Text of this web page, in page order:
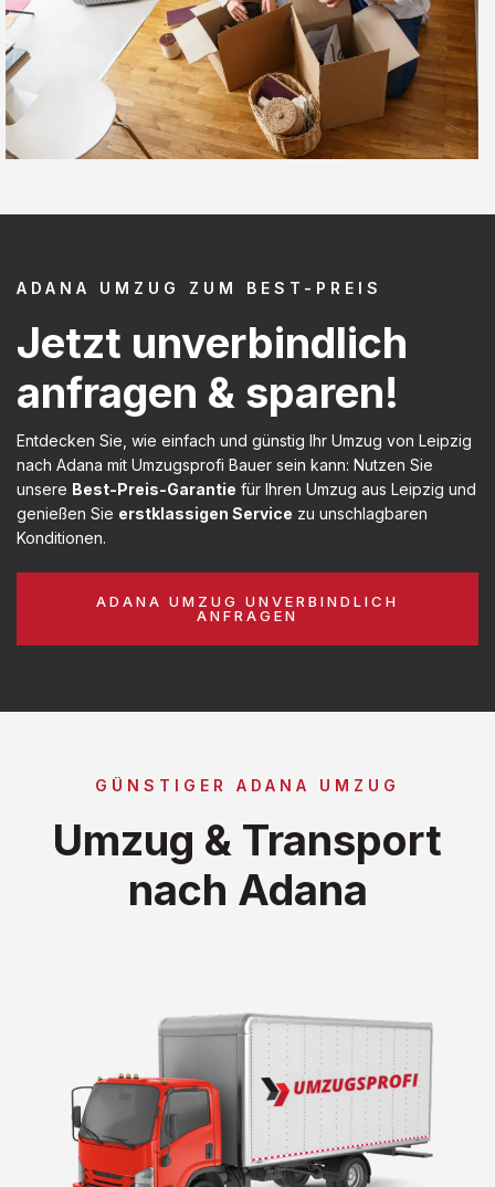
ADANA UMZUG ZUM BEST-PREIS
Jetzt unverbindlich
anfragen & sparen!
Entdecken Sie, wie einfach und günstig Ihr Umzug von Leipzig
nach Adana mit Umzugsprofi Bauer sein kann: Nutzen Sie
unsere Best-Preis-Garantie für Ihren Umzug aus Leipzig und
genießen Sie erstklassigen Service zu unschlagbaren
Konditionen.
ADANA UMZUG UNVERBINDLICH
ANFRAGEN
GÜNSTIGER ADANA UMZUG
Umzug & Transport
nach Adana